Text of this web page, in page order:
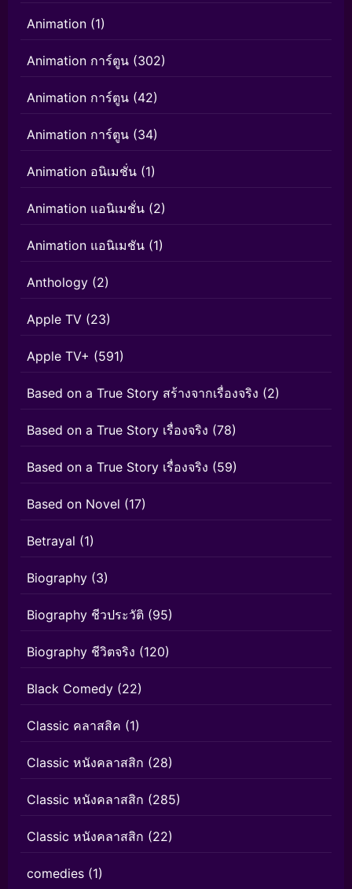
Animation (1)
Animation การ์ตูน (302)
Animation การ์ตูน (42)
Animation การ์ตูน (34)
Animation อนิเมชั่น (1)
Animation แอนิเมชั่น (2)
Animation แอนิเมชัน (1)
Anthology (2)
Apple TV (23)
Apple TV+ (591)
Based on a True Story สร้างจากเรื่องจริง (2)
Based on a True Story เรื่องจริง (78)
Based on a True Story เรื่องจริง (59)
Based on Novel (17)
Betrayal (1)
Biography (3)
Biography ชีวประวัติ (95)
Biography ชีวิตจริง (120)
Black Comedy (22)
Classic คลาสสิค (1)
Classic หนังคลาสสิก (28)
Classic หนังคลาสสิก (285)
Classic หนังคลาสสิก (22)
comedies (1)